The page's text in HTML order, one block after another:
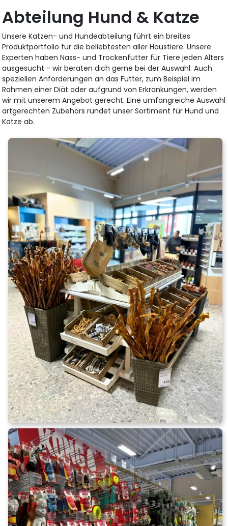
Abteilung Hund & Katze
Unsere Katzen- und Hundeabteilung führt ein breites
Produktportfolio für die beliebtesten aller Haustiere. Unsere
Experten haben Nass- und Trockenfutter für Tiere jeden Alters
ausgesucht - wir beraten dich gerne bei der Auswahl. Auch
speziellen Anforderungen an das Futter, zum Beispiel im
Rahmen einer Diät oder aufgrund von Erkrankungen, werden
wir mit unserem Angebot gerecht. Eine umfangreiche Auswahl
artgerechten Zubehörs rundet unser Sortiment für Hund und
Katze ab.